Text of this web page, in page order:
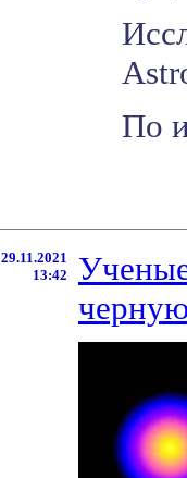
По
29.11.2021
13:42